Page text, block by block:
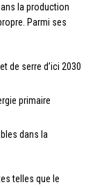
la production
Parmi ses
de serre d’ici 2030
primaire
dans la
telles que le